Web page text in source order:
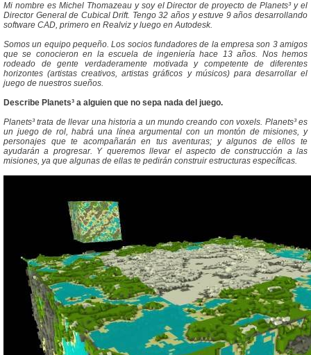
Mi nombre es Michel Thomazeau y soy el Director de proyecto de Planets³ y el
Director General de Cubical Drift. Tengo 32 años y estuve 9 años desarrollando
software CAD, primero en Realviz y luego en Autodesk.
Somos un equipo pequeño. Los socios fundadores de la empresa son 3 amigos
que se conocieron en la escuela de ingeniería hace 13 años. Nos hemos
rodeado de gente verdaderamente motivada y competente de diferentes
horizontes (artistas creativos, artistas gráficos y músicos) para desarrollar el
juego de nuestros sueños.
Describe Planets³ a alguien que no sepa nada del juego.
Planets³ trata de llevar una historia a un mundo creando con voxels. Planets³ es
un juego de rol, habrá una línea argumental con un montón de misiones, y
personajes que te acompañarán en tus aventuras; y algunos de ellos te
ayudarán a progresar. Y queremos llevar el aspecto de construcción a las
misiones, ya que algunas de ellas te pedirán construir estructuras específicas.